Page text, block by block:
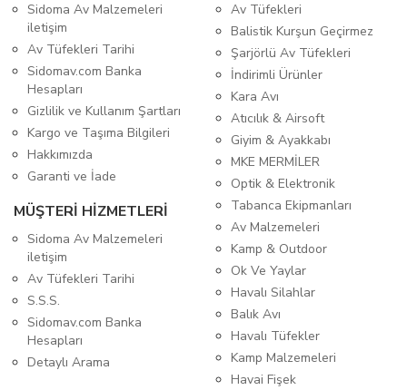
Sidoma Av Malzemeleri
iletişim
Av Tüfekleri Tarihi
Sidomav.com Banka
Hesapları
Gizlilik ve Kullanım Şartları
Kargo ve Taşıma Bilgileri
Hakkımızda
Garanti ve İade
MÜŞTERİ HİZMETLERİ
Sidoma Av Malzemeleri
iletişim
Av Tüfekleri Tarihi
S.S.S.
Sidomav.com Banka
Hesapları
Detaylı Arama
Av Tüfekleri
Balistik Kurşun Geçirmez
Şarjörlü Av Tüfekleri
İndirimli Ürünler
Kara Avı
Atıcılık & Airsoft
Giyim & Ayakkabı
MKE MERMİLER
Optik & Elektronik
Tabanca Ekipmanları
Av Malzemeleri
Kamp & Outdoor
Ok Ve Yaylar
Havalı Silahlar
Balık Avı
Havalı Tüfekler
Kamp Malzemeleri
Havai Fişek